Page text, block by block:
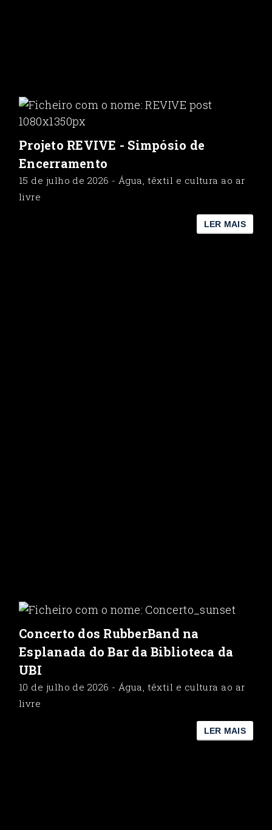
Projeto REVIVE - Simpósio de
Encerramento
15 de julho de 2026 - Água, têxtil e cultura ao ar
livre
LER MAIS
Concerto dos RubberBand na
Esplanada do Bar da Biblioteca da
UBI
10 de julho de 2026 - Água, têxtil e cultura ao ar
livre
LER MAIS